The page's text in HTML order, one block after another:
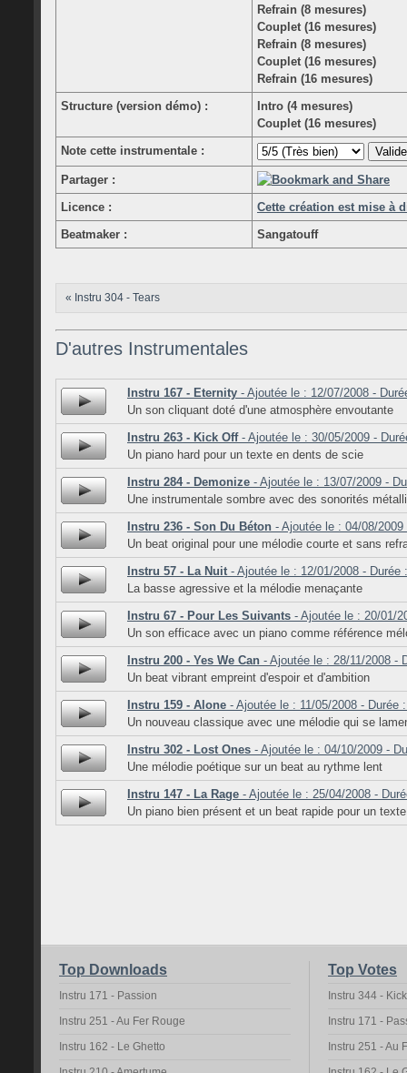
Refrain (8 mesures)
Couplet (16 mesures)
Refrain (8 mesures)
Couplet (16 mesures)
Refrain (16 mesures)
Structure (version démo) :
Intro (4 mesures)
Couplet (16 mesures)
Note cette instrumentale :
Partager :
Licence :
Cette création est mise à
Beatmaker :
Sangatouff
« Instru 304 - Tears
D'autres Instrumentales
Instru 167 - Eternity - Ajoutée le : 12/07/2008 -
Un son cliquant doté d'une atmosphère envoutante
Instru 263 - Kick Off- Ajoutée le : 30/05/2009 -
Un piano hard pour un texte en dents de scie
Instru 284 - Demonize - Ajoutée le : 13/07/2009 -
Une instrumentale sombre avec des sonorités
Instru 236 - Son Du Béton - Ajoutée le : 04/08/
Un beat original pour une mélodie courte et sans
Instru 57 - La Nuit - Ajoutée le : 12/01/2008 - Durée
La basse agressive et la mélodie menaçante
Instru 67 - Pour Les Suivants - Ajoutée le : 20/01/
Un son efficace avec un piano comme référence
Instru 200 - Yes We Can - Ajoutée le : 28/11/2008 -
Un beat vibrant empreint d'espoir et d'ambition
Instru 159 - Alone - Ajoutée le : 11/05/2008 - Durée
Un nouveau classique avec une mélodie qui se
Instru 302 - Lost Ones - Ajoutée le : 04/10/2009 -
Une mélodie poétique sur un beat au rythme lent
Instru 147 - La Rage - Ajoutée le : 25/04/2008 -
Un piano bien présent et un beat rapide pour un
Top Downloads
Instru 171 - Passion
Instru 251 - Au Fer Rouge
Instru 162 - Le Ghetto
Top Votes
Instru 344 -
Instru 171 -
Instru 251 - Au